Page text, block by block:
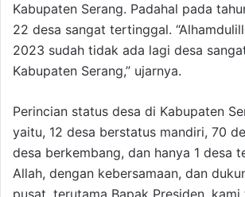
Kabupaten Serang. Padahal pada
22 desa sangat tertinggal.
2023 sudah tidak ada lagi desa
Kabupaten Serang,” ujarnya.
Perincian status desa di Kabupaten
yaitu, 12 desa berstatus mandiri, 70
desa berkembang, dan hanya 1 desa
Allah, dengan kebersamaan, dan